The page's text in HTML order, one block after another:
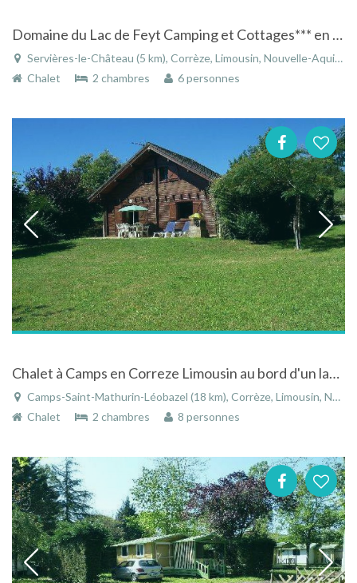
Domaine du Lac de Feyt Camping et Cottages*** en Correze
Servières-le-Château (5 km), Corrèze, Limousin, Nouvelle-Aquitaine, France
Chalet
2 chambres 6 personnes
Chalet à Camps en Correze Limousin au bord d'un lac avec vue dégagée ,pour les amoureux de la nature
Camps-Saint-Mathurin-Léobazel (18 km), Corrèze, Limousin, Nouvelle-Aquitaine, France
Chalet
2 chambres 8 personnes